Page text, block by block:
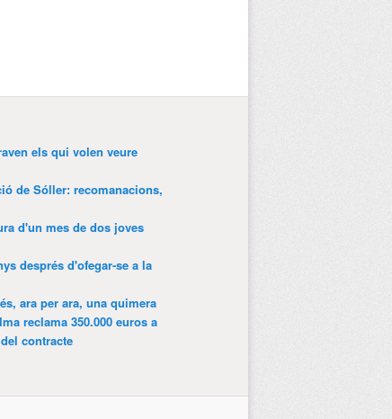
els qui volen veure
de Sóller: recomanacions,
d'un mes de dos joves
després d'ofegar-se a la
ara per ara, una quimera
reclama 350.000 euros a
contracte